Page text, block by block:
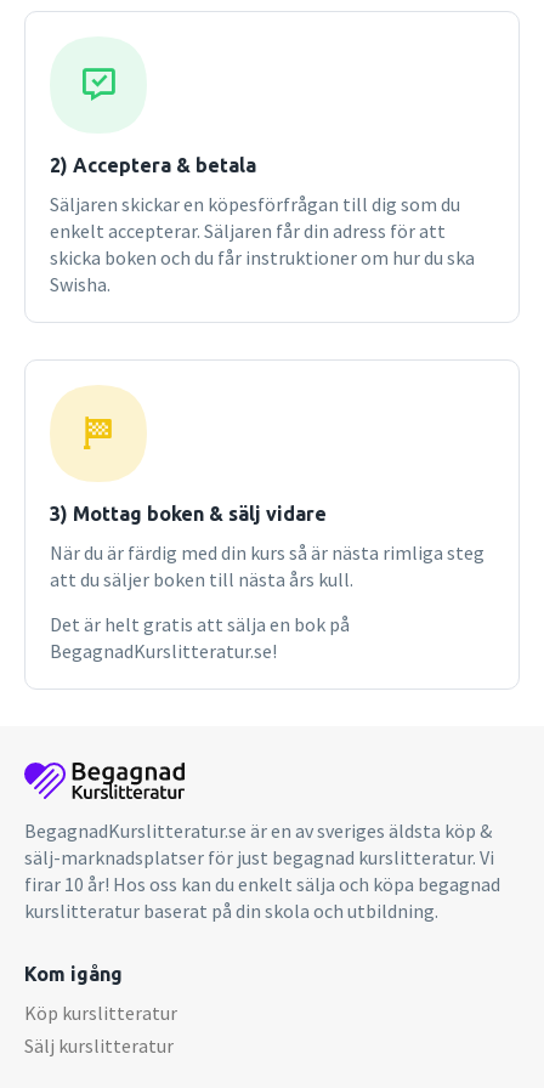
Olsson, Boel Westin och Annelie Bränström Öhman,
litteraturvetare verksamma vid olika universitet i landet.
2) Acceptera & betala
Säljaren skickar en köpesförfrågan till dig som du
enkelt accepterar. Säljaren får din adress för att
skicka boken och du får instruktioner om hur du ska
Swisha.
3) Mottag boken & sälj vidare
När du är färdig med din kurs så är nästa rimliga steg
att du säljer boken till nästa års kull.
Det är helt gratis att sälja en bok på
BegagnadKurslitteratur.se!
BegagnadKurslitteratur.se är en av sveriges äldsta köp &
sälj-marknadsplatser för just begagnad kurslitteratur. Vi
firar 10 år! Hos oss kan du enkelt sälja och köpa begagnad
kurslitteratur baserat på din skola och utbildning.
Kom igång
Köp kurslitteratur
Sälj kurslitteratur